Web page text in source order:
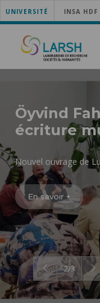
ACCÉDER
AU
MENU
PRINCIPAL
ALLER
AU
CONTENU
ACCÉDER
LA
UNIVERSITÉ INSA HDF
Öyvind
écriture
Nouvel ouvrage de
En savoir +
2/3